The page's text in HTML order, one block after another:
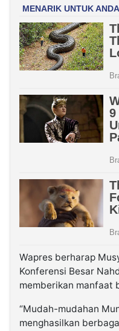
Wapres berharap
Konferensi Besar
memberikan manfaat
“Mudah-mudahan
menghasilkan